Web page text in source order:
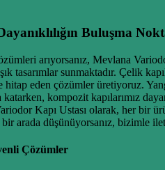
Buluşma
arıyorsanız, Mevlana
tasarımlar sunmaktadır. Çelik
eden çözümler üretiyoruz.
kompozit kapılarımız
Kapı Ustası olarak, her
arada düşünüyorsanız, bizimle
Çözümler